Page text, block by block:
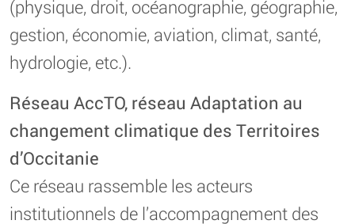
(physique, droit, océanographie, géographie,
gestion, économie, aviation, climat, santé,
hydrologie, etc.).
Réseau AccTO, réseau Adaptation au
changement climatique des Territoires
d’Occitanie
Ce réseau rassemble les acteurs
institutionnels de l’accompagnement des